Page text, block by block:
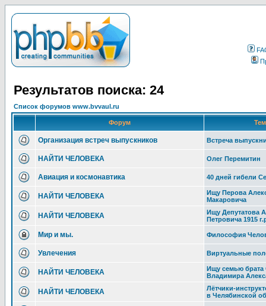
Результатов поиска: 24
Список форумов www.bvvaul.ru
Форум
Организация встреч выпускников Встреча
НАЙТИ ЧЕЛОВЕКА Олег Перемитин
Авиация и космонавтика 40 дней гибели
НАЙТИ ЧЕЛОВЕКА
Ищу Перова
Макаровича
НАЙТИ ЧЕЛОВЕКА
Ищу Депутатова
Петровича 1915
Мир и мы. Философия
Увлечения Виртуальные
НАЙТИ ЧЕЛОВЕКА
Ищу семью брата
Владимира
НАЙТИ ЧЕЛОВЕКА
Лётчики-
в Челябинской